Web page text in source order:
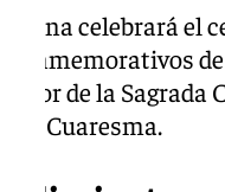
Cena celebrará
conmemorativos
de la
de Cuaresma.